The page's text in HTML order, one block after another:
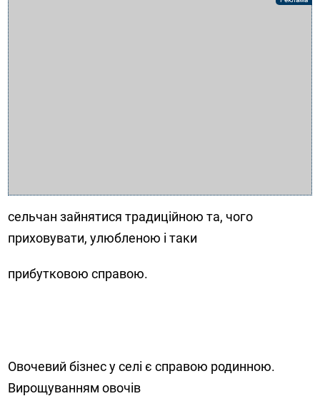
сельчан зайнятися традиційною та, чого
приховувати, улюбленою і таки
прибутковою справою.
Овочевий бізнес у селі є справою родинною.
Вирощуванням овочів